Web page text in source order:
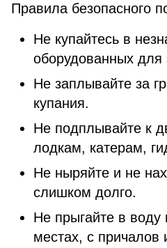
Правила безопасного
Не купайтесь в
оборудованных для
Не заплывайте за
купания.
Не подплывайте к
лодкам, катерам,
Не ныряйте и не
слишком долго.
Не прыгайте в воду
местах, с причалов